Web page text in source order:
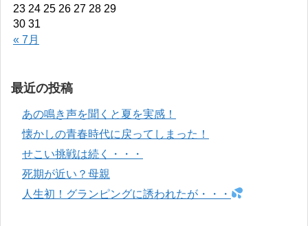
« 7月
23 24 25 26 27 28 29
30 31
最近の投稿
あの鳴き声を聞くと夏を実感！
懐かしの青春時代に戻ってしまった！
せこい挑戦は続く・・・
死期が近い？母親
人生初！グランピングに誘われたが・・・